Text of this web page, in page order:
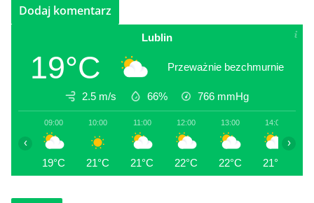
Lublin
19°C Przeważnie bezchmurnie
2.5 m/s 66% 766 mmHg
09:00
19°C
10:00
21°C
11:00
21°C
12:00
22°C
13:00
22°C
14:00
21°C
‹ ›